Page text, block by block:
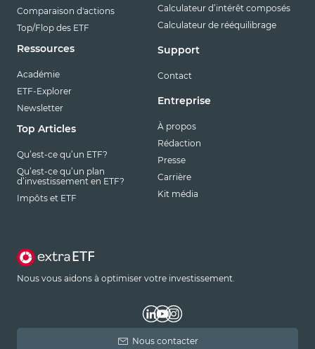
Comparaison d'actions
Top/Flop des ETF
Ressources
Académie
ETF-Explorer
Newsletter
Top Articles
Qu’est-ce qu’un ETF?
Qu’est-ce qu’un plan
d’investissement en ETF?
Impôts et ETF
Calculateur d’intérêt composés
Calculateur de rééquilibrage
Support
Contact
Entreprise
À propos
Rédaction
Presse
Carrière
Kit média
Nous vous aidons à optimiser votre investissement.
Nous contacter